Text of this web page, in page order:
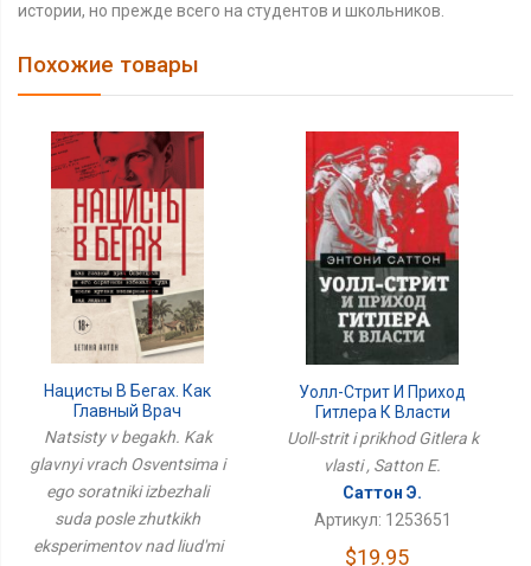
истории, но прежде всего на студентов и школьников.
Похожие товары
Нацисты В Бегах. Как
Главный Врач
Освенцима И Его
Соратники Избежали
Суда После Жутких
Экспериментов Над
Людьми
Natsisty v begakh. Kak
glavnyi vrach Osventsima i
ego soratniki izbezhali
suda posle zhutkikh
eksperimentov nad liud'mi
Уолл-Стрит И Приход
Гитлера К Власти
Uoll-strit i prikhod Gitlera k
vlasti , Satton E.
Саттон Э.
Артикул: 1253651
$19.95